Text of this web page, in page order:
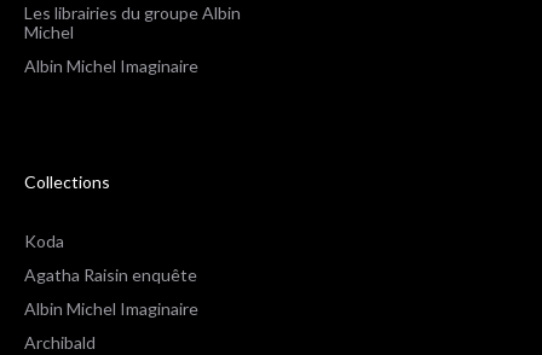
Les librairies du groupe Albin
Michel
Albin Michel Imaginaire
Collections
Koda
Agatha Raisin enquête
Albin Michel Imaginaire
Archibald